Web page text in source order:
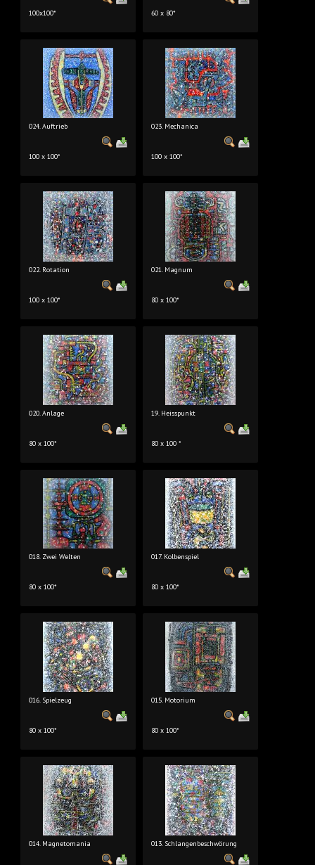
100x100* 60 x 80*
024. Auftrieb
100 x 100*
023. Mechanica
100 x 100*
022. Rotation
100 x 100*
021. Magnum
80 x 100*
020. Anlage
80 x 100*
19. Heisspunkt
80 x 100 *
018. Zwei Welten
80 x 100*
017. Kolbenspiel
80 x 100*
016. Spielzeug
80 x 100*
015. Motorium
80 x 100*
014. Magnetomania 013. Schlangenbeschwörung